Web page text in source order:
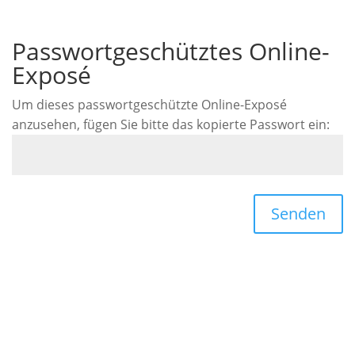
Passwortgeschütztes Online-
Exposé
Um dieses passwortgeschützte Online-Exposé
anzusehen, fügen Sie bitte das kopierte Passwort ein:
Senden